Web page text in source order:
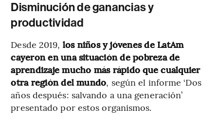
Disminución de ganancias y
productividad
Desde 2019, los niños y jóvenes de LatAm
cayeron en una situación de pobreza de
aprendizaje mucho más rápido que cualquier
otra región del mundo, según el informe ‘Dos
años después: salvando a una generación’
presentado por estos organismos.